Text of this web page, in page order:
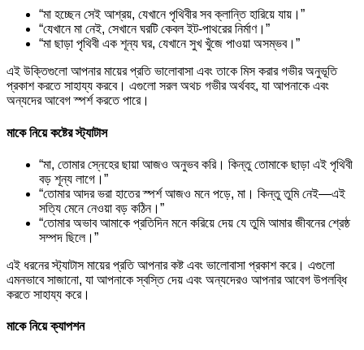
“মা হচ্ছেন সেই আশ্রয়, যেখানে পৃথিবীর সব ক্লান্তি হারিয়ে যায়।”
“যেখানে মা নেই, সেখানে ঘরটি কেবল ইট-পাথরের নির্মাণ।”
“মা ছাড়া পৃথিবী এক শূন্য ঘর, যেখানে সুখ খুঁজে পাওয়া অসম্ভব।”
এই উক্তিগুলো আপনার মায়ের প্রতি ভালোবাসা এবং তাকে মিস করার গভীর অনুভূতি
প্রকাশ করতে সাহায্য করবে। এগুলো সরল অথচ গভীর অর্থবহ, যা আপনাকে এবং
অন্যদের আবেগ স্পর্শ করতে পারে।
মাকে নিয়ে কষ্টের স্ট্যাটাস
“মা, তোমার স্নেহের ছায়া আজও অনুভব করি। কিন্তু তোমাকে ছাড়া এই পৃথিবী
বড় শূন্য লাগে।”
“তোমার আদর ভরা হাতের স্পর্শ আজও মনে পড়ে, মা। কিন্তু তুমি নেই—এই
সত্যি মেনে নেওয়া বড় কঠিন।”
“তোমার অভাব আমাকে প্রতিদিন মনে করিয়ে দেয় যে তুমি আমার জীবনের শ্রেষ্ঠ
সম্পদ ছিলে।”
এই ধরনের স্ট্যাটাস মায়ের প্রতি আপনার কষ্ট এবং ভালোবাসা প্রকাশ করে। এগুলো
এমনভাবে সাজানো, যা আপনাকে স্বস্তি দেয় এবং অন্যদেরও আপনার আবেগ উপলব্ধি
করতে সাহায্য করে।
মাকে নিয়ে ক্যাপশন